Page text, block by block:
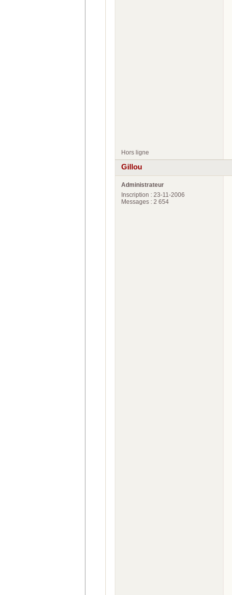
Hors ligne
Gillou
Administrateur
Inscription : 23-11-2006
Messages : 2 654